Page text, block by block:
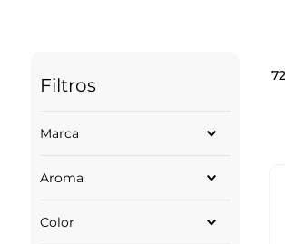
Filtros
Marca
PILOT RACING
3 EN 1
Aroma
Color
72